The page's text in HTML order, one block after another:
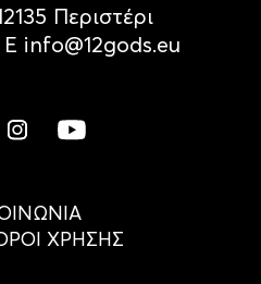
Περιστέρι
Ε info@12gods.eu
ΧΡΗΣΗΣ